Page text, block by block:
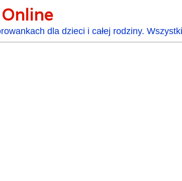
Online
dla dzieci i całej rodziny.